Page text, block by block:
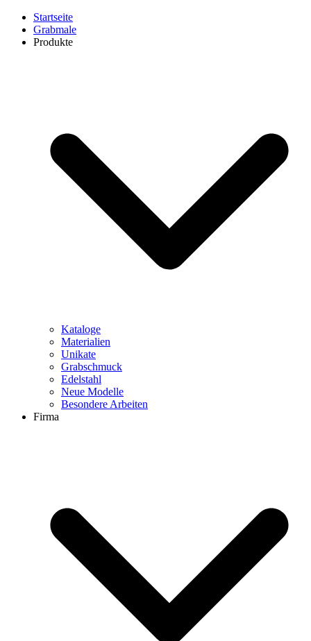
Startseite
Grabmale
Produkte
Kataloge
Materialien
Unikate
Grabschmuck
Edelstahl
Neue Modelle
Besondere Arbeiten
Firma